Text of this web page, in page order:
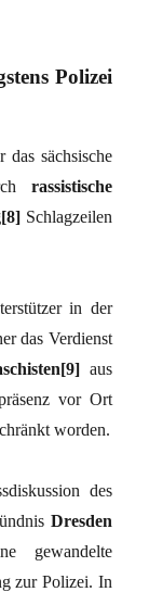
Polizei
sächsische
rassistische
Schlagzeilen
in der
das Verdienst
aus
vor Ort
worden.
des
Dresden
gewandelte
zur Polizei. In